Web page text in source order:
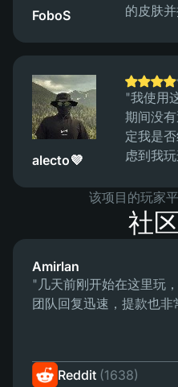
FoboS
的皮肤
alecto💜
"我使用
期间没
定我是
虑到我
盈利的
该项目的玩家
社
Amirlan
"几天前刚开始在这里玩
团队回复迅速，提款也非
Reddit (1638)